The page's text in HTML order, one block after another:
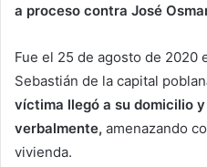
a proceso contra José
Fue el 25 de agosto de 2020
Sebastián de la capital poblan
víctima llegó a su domicilio
verbalmente, amenazando
vivienda.